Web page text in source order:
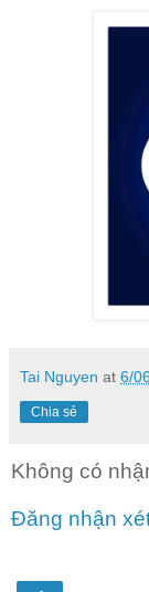
Tai Nguyen at 6/
Chia sẻ
Không có
Đăng nhận